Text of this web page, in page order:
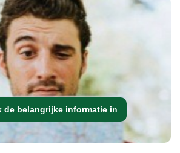
de belangrijke informatie in